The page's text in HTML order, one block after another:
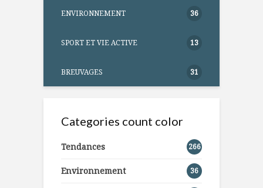
ENVIRONNEMENT 36
SPORT ET VIE ACTIVE 13
BREUVAGES 31
Categories count color
Tendances 266
Environnement 36